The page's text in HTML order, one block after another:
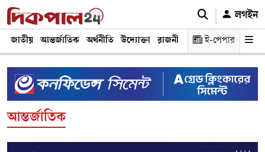
লগইন
জাতীয় আন্তর্জাতিক অর্থনীতি উদ্যোক্তা রাজনীতি শিক্ষা স্বাস্থ্য ও
ই-পেপার
আন্তর্জাতিক